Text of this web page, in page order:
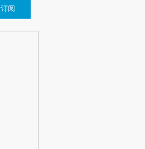
订阅